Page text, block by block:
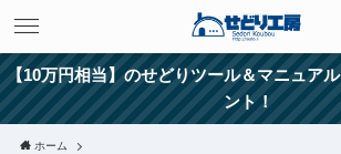
【10万円相当】のせどりツール＆マニュア
ント！
ホーム